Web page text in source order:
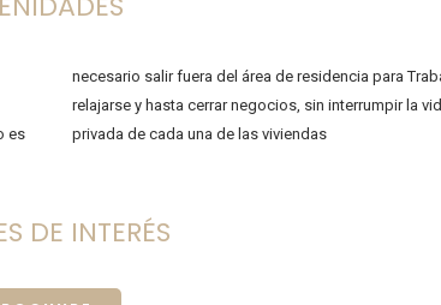
es
necesario salir fuera del área de residencia para
relajarse y hasta cerrar negocios, sin interrumpir la
privada de cada una de las viviendas
DE INTERÉS